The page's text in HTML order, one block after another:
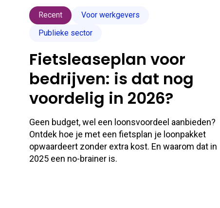
Recent
Voor werkgevers
Publieke sector
Fietsleaseplan voor
bedrijven: is dat nog
voordelig in 2026?
Geen budget, wel een loonsvoordeel aanbieden?
Ontdek hoe je met een fietsplan je loonpakket
opwaardeert zonder extra kost. En waarom dat in
2025 een no-brainer is.